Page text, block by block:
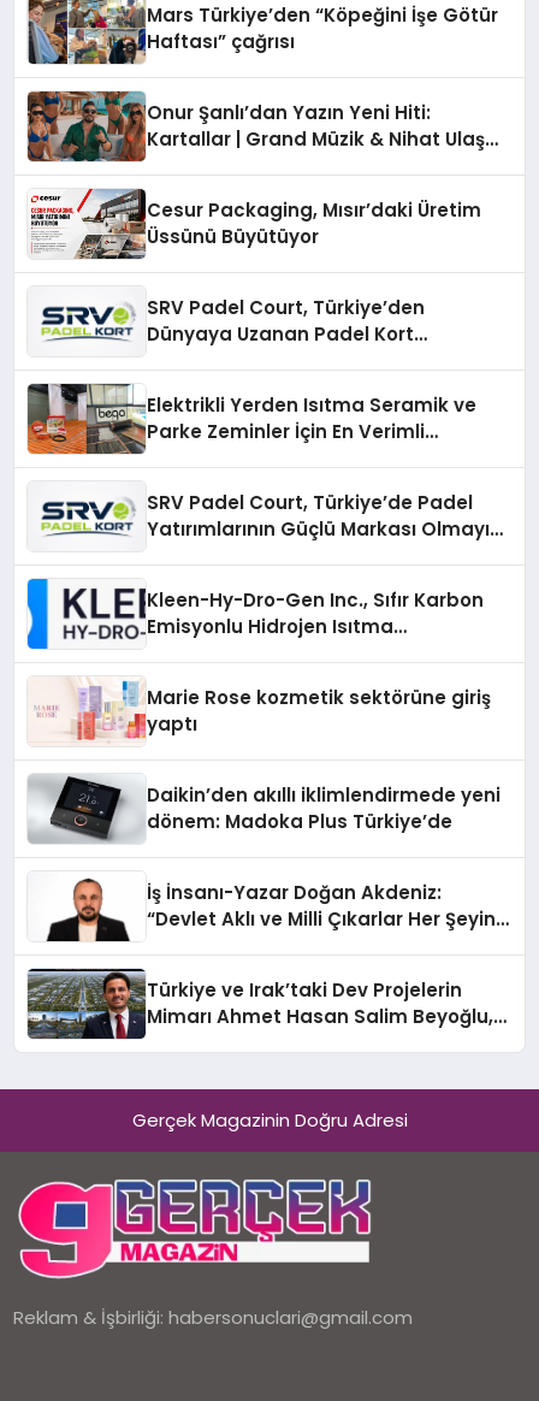
Mars Türkiye’den “Köpeğini İşe Götür
Haftası” çağrısı
Onur Şanlı’dan Yazın Yeni Hiti:
Kartallar | Grand Müzik & Nihat Ulaş
Cesur Packaging, Mısır’daki Üretim
Üssünü Büyütüyor
SRV Padel Court, Türkiye’den
Dünyaya Uzanan Padel Kort
Elektrikli Yerden Isıtma Seramik ve
Parke Zeminler İçin En Verimli
SRV Padel Court, Türkiye’de Padel
Yatırımlarının Güçlü Markası Olmayı
Kleen-Hy-Dro-Gen Inc., Sıfır Karbon
Emisyonlu Hidrojen Isıtma
Marie Rose kozmetik sektörüne giriş
yaptı
Daikin’den akıllı iklimlendirmede yeni
dönem: Madoka Plus Türkiye’de
İş İnsanı-Yazar Doğan Akdeniz:
“Devlet Aklı ve Milli Çıkarlar Her Şeyin
Türkiye ve Irak’taki Dev Projelerin
Mimarı Ahmet Hasan Salim Beyoğlu,
Hayata Geçirecek
Gerçek Magazinin Doğru Adresi
Reklam & İşbirliği:habersonuclari@gmail.com